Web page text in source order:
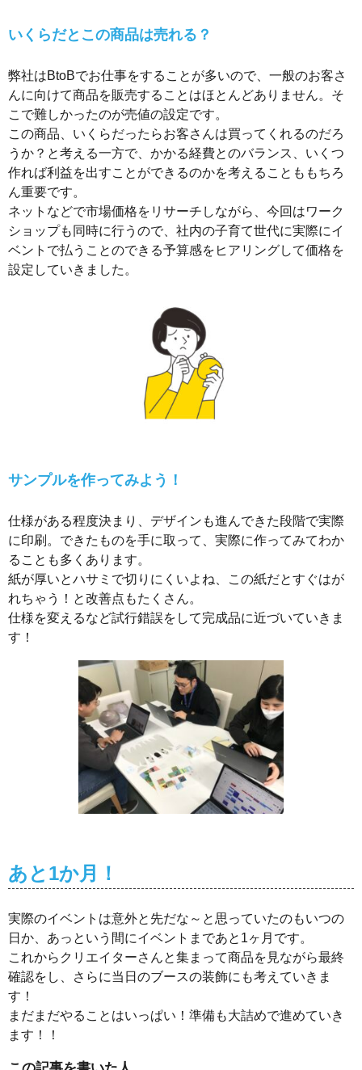
いくらだとこの商品は売れる？
弊社はBtoBでお仕事をすることが多いので、一般のお客さ
んに向けて商品を販売することはほとんどありません。そ
こで難しかったのが売値の設定です。
この商品、いくらだったらお客さんは買ってくれるのだろ
うか？と考える一方で、かかる経費とのバランス、いくつ
作れば利益を出すことができるのかを考えることももちろ
ん重要です。
ネットなどで市場価格をリサーチしながら、今回はワーク
ショップも同時に行うので、社内の子育て世代に実際にイ
ベントで払うことのできる予算感をヒアリングして価格を
設定していきました。
サンプルを作ってみよう！
仕様がある程度決まり、デザインも進んできた段階で実際
に印刷。できたものを手に取って、実際に作ってみてわか
ることも多くあります。
紙が厚いとハサミで切りにくいよね、この紙だとすぐはが
れちゃう！と改善点もたくさん。
仕様を変えるなど試行錯誤をして完成品に近づいていきま
す！
あと1か月！
実際のイベントは意外と先だな～と思っていたのもいつの
日か、あっという間にイベントまであと1ヶ月です。
これからクリエイターさんと集まって商品を見ながら最終
確認をし、さらに当日のブースの装飾にも考えていきま
す！
まだまだやることはいっぱい！準備も大詰めで進めていき
ます！！